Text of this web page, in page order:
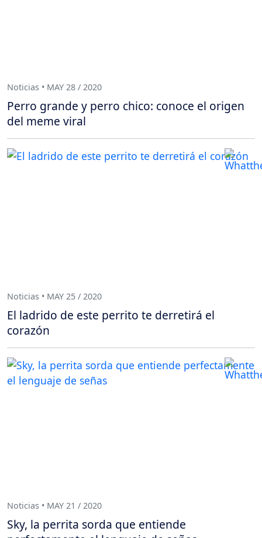
Noticias • MAY 28 / 2020
Perro grande y perro chico: conoce el origen
del meme viral
Noticias • MAY 25 / 2020
El ladrido de este perrito te derretirá el
corazón
Noticias • MAY 21 / 2020
Sky, la perrita sorda que entiende